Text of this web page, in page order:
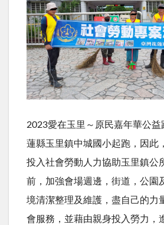
2023愛在玉里～原民嘉年華公
蓮縣玉里鎮中城國小起跑，因此
投入社會勞動人力協助玉里鎮公
前，加強會場週邊，街道，公園
境清潔整理及維護，盡自己的力
會服務，並藉由親身投入勞力，